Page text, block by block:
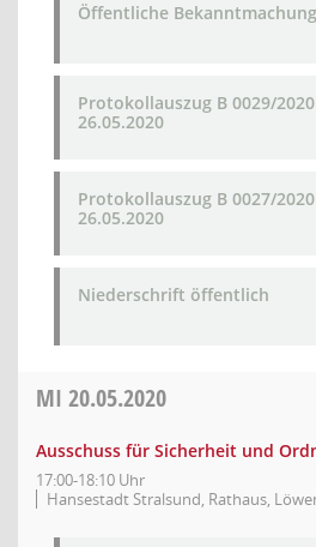
Öffentliche Bekanntmachung
Protokollauszug B 0029/2020
26.05.2020
Protokollauszug B 0027/2020
26.05.2020
Niederschrift öffentlich
MI 20.05.2020
Ausschuss für Sicherheit und
17:00-18:10 Uhr
Hansestadt Stralsund, Rathaus,